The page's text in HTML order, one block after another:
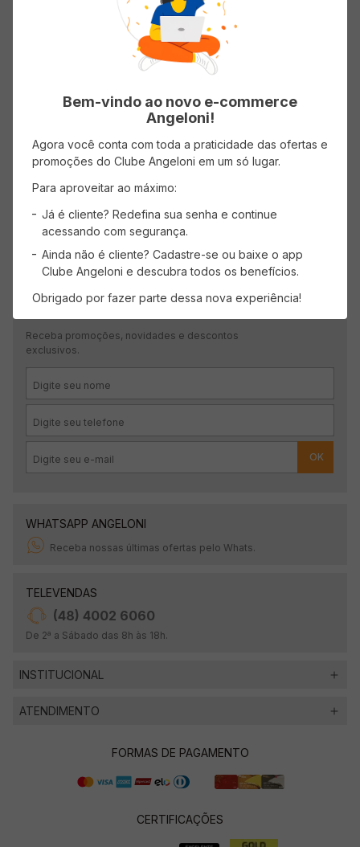
Avaliações
Carregando…
Faça login para escrever uma avaliação.
Carregando avaliações…
CADASTRE-SE
Receba promoções, novidades e descontos
exclusivos.
OK
WHATSAPP ANGELONI
Receba nossas últimas ofertas pelo Whats.
TELEVENDAS
(48) 4002 6060
De 2ª a Sábado das 8h às 18h.
INSTITUCIONAL
ATENDIMENTO
FORMAS DE PAGAMENTO
CERTIFICAÇÕES
Bem-vindo ao novo e-commerce
Angeloni!
Agora você conta com toda a praticidade das ofertas e
promoções do Clube Angeloni em um só lugar.
Para aproveitar ao máximo:
Já é cliente? Redefina sua senha e continue
acessando com segurança.
Ainda não é cliente? Cadastre-se ou baixe o app
Clube Angeloni e descubra todos os benefícios.
Obrigado por fazer parte dessa nova experiência!